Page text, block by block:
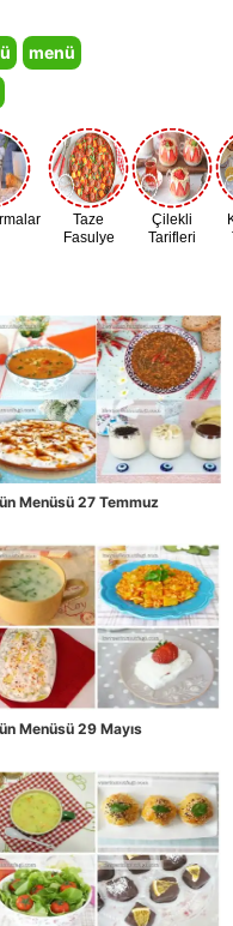
menü
Taze
Fasulye
Çilekli
Tarifleri
Menüsü 27 Temmuz
Menüsü 29 Mayıs